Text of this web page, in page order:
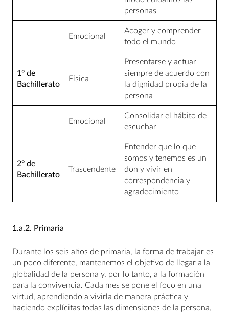
personas
Emocional
Acoger y comprender
todo el mundo
1º de
Bachillerato
Física
Presentarse y actuar
siempre de acuerdo con
la dignidad propia de la
persona
Emocional
Consolidar el hábito de
escuchar
2º de
Bachillerato
Trascendente
Entender que lo que
somos y tenemos es un
don y vivir en
correspondencia y
agradecimiento
1.a.2. Primaria
Durante los seis años de primaria, la forma de trabajar es
un poco diferente, mantenemos el objetivo de llegar a la
globalidad de la persona y, por lo tanto, a la formación
para la convivencia. Cada mes se pone el foco en una
virtud, aprendiendo a vivirla de manera práctica y
haciendo explícitas todas las dimensiones de la persona,